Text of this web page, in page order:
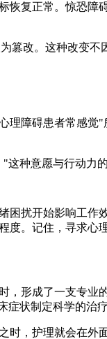
正常。惊恐障
改。这种改变不
障碍患者常感觉
意愿与行动力
扰开始影响工作
。记住，寻求
形成了一支专
状制定科学的治
护理就会在外